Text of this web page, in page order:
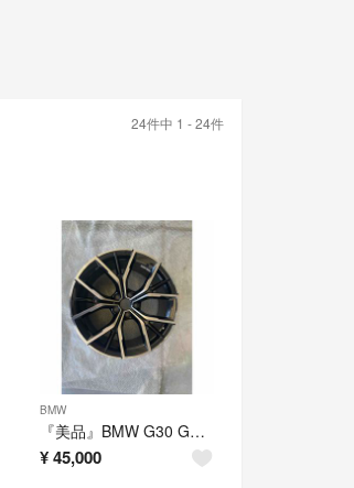
24件中 1 - 24件
BMW
『美品』BMW G30 G31 5シリーズLCIホイール 9J×19M 845
¥45,000